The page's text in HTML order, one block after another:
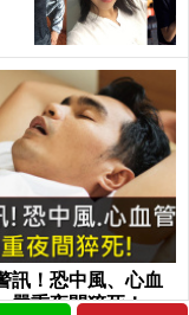
訊！恐中風、心血
嚴重夜間猝死！